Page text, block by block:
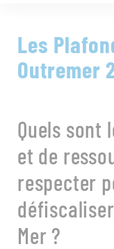
Les
Outremer
Quels sont
et de
respecter
Mer ?